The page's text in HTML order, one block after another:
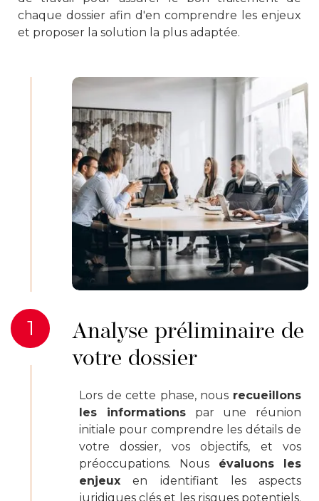
chaque dossier afin d'en comprendre les enjeux
et proposer la solution la plus adaptée.
1
Analyse préliminaire de
votre dossier
Lors de cette phase, nous recueillons
les informationspar une réunion
initiale pour comprendre les détails de
votre dossier, vos objectifs, et vos
préoccupations. Nous évaluons les
enjeux en identifiant les aspects
juridiques clés et les risques potentiels.